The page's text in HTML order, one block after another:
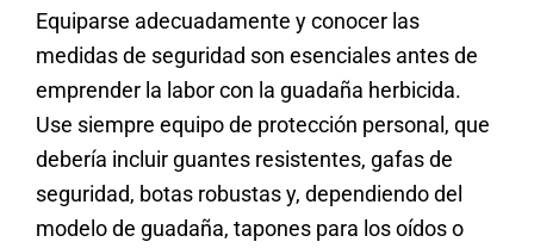
Equiparse adecuadamente y conocer las
medidas de seguridad son esenciales antes de
emprender la labor con la guadaña herbicida.
Use siempre equipo de protección personal, que
debería incluir guantes resistentes, gafas de
seguridad, botas robustas y, dependiendo del
modelo de guadaña, tapones para los oídos o